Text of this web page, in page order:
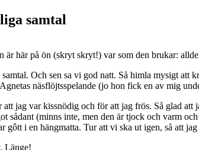
samtal
är här på ön (skryt skryt!) var som den brukar:
Och sen sa vi god natt. Så himla mysigt att
näsflöjtsspelande (jo hon fick en av mig
jag var kissnödig och för att jag frös. Så glad
sådant (minns inte, men den är tjock och varm
gôtt i en hängmatta. Tur att vi ska ut igen, så att
Länge!